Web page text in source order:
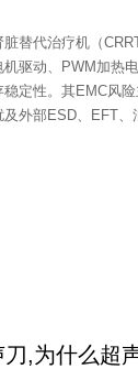
脏替代治疗机（
机驱动、PWM加热
稳定性。其EMC风
及外部ESD、EFT、